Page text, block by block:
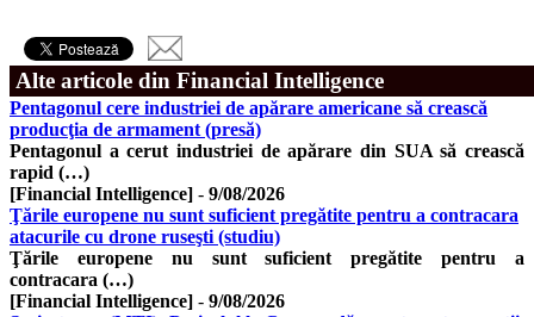
Alte articole din Financial Intelligence
Pentagonul cere industriei de apărare americane să crească
producţia de armament (presă)
Pentagonul a cerut industriei de apărare din SUA să crească
rapid (…)
[Financial Intelligence] - 9/08/2026
Ţările europene nu sunt suficient pregătite pentru a contracara
atacurile cu drone ruseşti (studiu)
Ţările europene nu sunt suficient pregătite pentru a
contracara (…)
[Financial Intelligence] - 9/08/2026